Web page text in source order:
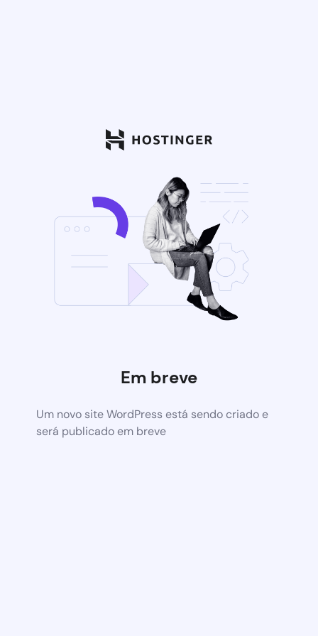
Em breve
Um novo site WordPress está sendo criado e
será publicado em breve